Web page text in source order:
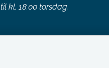
til kl. 18.00 torsdag.